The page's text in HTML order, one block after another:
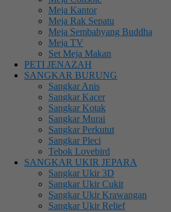
Meja Kantor
Meja Rak Sepatu
Meja Sembahyang Buddha
Meja TV
Set Meja Makan
PETI JENAZAH
SANGKAR BURUNG
Sangkar Anis
Sangkar Kacer
Sangkar Kotak
Sangkar Murai
Sangkar Perkutut
Sangkar Pleci
Tebok Lovebird
SANGKAR UKIR JEPARA
Sangkar Ukir 3D
Sangkar Ukir Cukit
Sangkar Ukir Krawangan
Sangkar Ukir Relief